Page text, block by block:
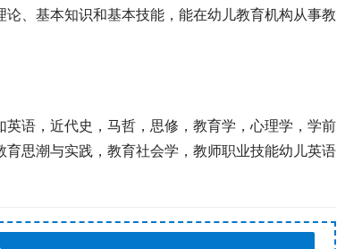
、基本知识和基本技能，能在幼儿教育机构从事教
语，近代史，马哲，思修，教育学，心理学，学前
思潮与实践，教育社会学，教师职业技能幼儿英语